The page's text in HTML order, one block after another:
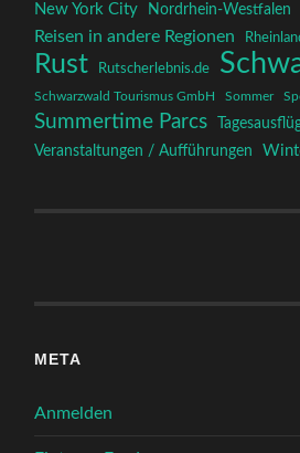
New York City Nordrhein-Westfalen
Reisen in andere Regionen
Rust Rutscherlebnis.de
Schwarzwald Tourismus GmbH Sommer
Summertime Parcs
Veranstaltungen / Aufführungen
META
Anmelden